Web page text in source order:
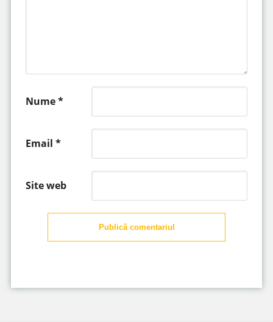
Nume*
Email *
Site web
Publică comentariul